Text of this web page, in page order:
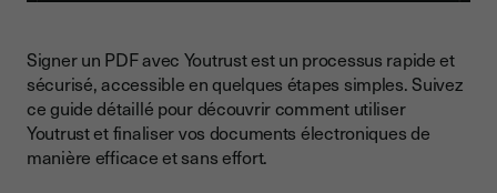
Signer un PDF avec Youtrust est un processus rapide et
sécurisé, accessible en quelques étapes simples. Suivez
ce guide détaillé pour découvrir comment utiliser
Youtrust et finaliser vos documents électroniques de
manière efficace et sans effort.